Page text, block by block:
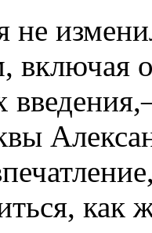
не
включая
как